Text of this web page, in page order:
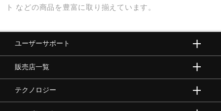
ト などの商品を豊富に取り揃えています。
ユーザーサポート
販売店一覧
テクノロジー